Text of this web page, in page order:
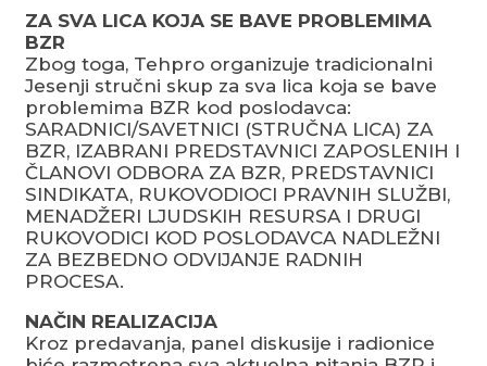
ZA SVA LICA KOJA SE BAVE PROBLEMIMA
BZR
Zbog toga, Tehpro organizuje tradicionalni
Jesenji stručni skup za sva lica koja se bave
problemima BZR kod poslodavca:
SARADNICI/SAVETNICI (STRUČNA LICA) ZA
BZR, IZABRANI PREDSTAVNICI ZAPOSLENIH I
ČLANOVI ODBORA ZA BZR, PREDSTAVNICI
SINDIKATA, RUKOVODIOCI PRAVNIH SLUŽBI,
MENADŽERI LJUDSKIH RESURSA I DRUGI
RUKOVODICI KOD POSLODAVCA NADLEŽNI
ZA BEZBEDNO ODVIJANJE RADNIH
PROCESA.
NAČIN REALIZACIJA
Kroz predavanja, panel diskusije i radionice